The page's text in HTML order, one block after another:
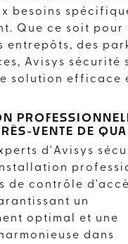
besoins
Que ce soit pour
entrepôts, des
Avisys sécurité
solution efficace
VENTE DE
d'Avisys
de contrôle
un
optimal et une
dans